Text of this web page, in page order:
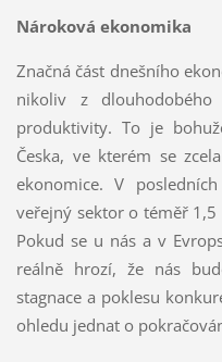
Nároková ekonomika
Značná část dnešního
nikoliv z dlouhodobého
produktivity. To je
Česka, ve kterém se
ekonomice. V
veřejný sektor o téměř
Pokud se u nás a v
reálně hrozí, že nás
stagnace a poklesu
ohledu jednat o